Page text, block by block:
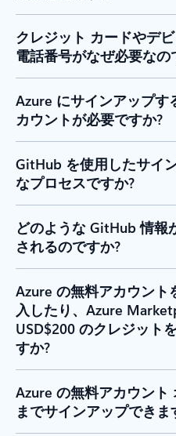
クレジット カードやデ
電話番号がなぜ必要なの
Azure にサインアップ
カウントが必要ですか?
GitHub を使用したサイ
なプロセスですか?
どのような GitHub 情
されるのですか?
Azure の無料アカウント
入したり、Azure
USD$200 のクレジット
すか?
Azure の無料アカウント
までサインアップできま